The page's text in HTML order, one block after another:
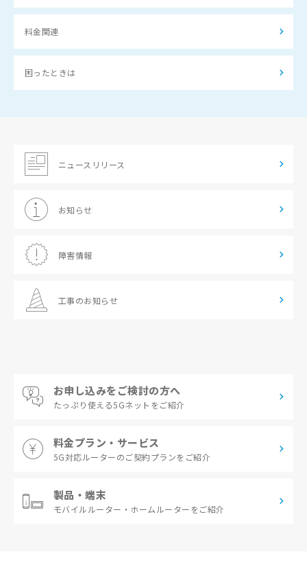
料金関連
困ったときは
ニュースリリース
お知らせ
障害情報
工事のお知らせ
お申し込みをご検討の方へ
たっぷり使える5Gネットをご紹介
料金プラン・サービス
5G対応ルーターのご契約プランをご紹介
製品・端末
モバイルルーター・ ホームルーターをご紹介